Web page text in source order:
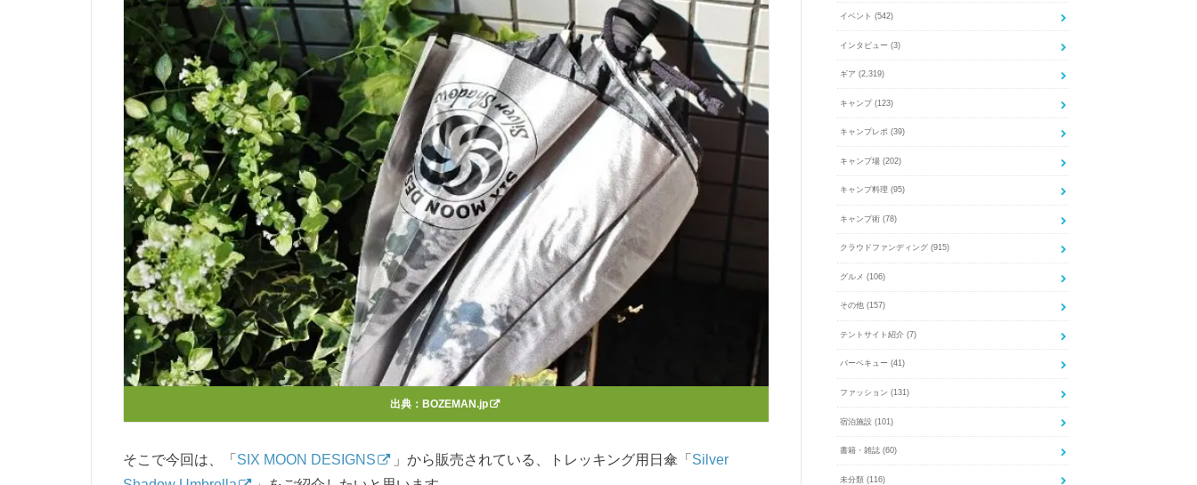
出典：BOZEMAN.jp
そこで今回は、「 SIX MOON DESIGNS 」から販売されている、トレッキング用日傘「 Silver
イベント (542)
インタビュー (3)
ギア (2,319)
キャンプ (123)
キャンプレポ (39)
キャンプ場 (202)
キャンプ料理 (95)
キャンプ術 (78)
クラウドファンディング (915)
グルメ (106)
その他 (157)
テントサイト紹介 (7)
バーベキュー (41)
ファッション (131)
宿泊施設 (101)
書籍・雑誌 (60)
未分類 (116)